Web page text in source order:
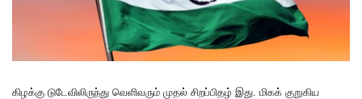
கிழக்கு டுடேவிலிருந்து வெளிவரும் முதல் சிறப்பிதழ் இது. மிகக் குறுகிய